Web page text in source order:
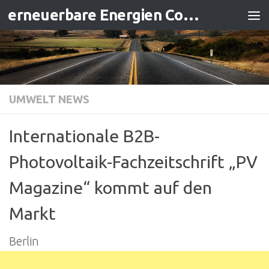
Zum Inhalt springen erneuerbare Energien Contracting
UMWELT NEWS
Internationale B2B-
Photovoltaik-Fachzeitschrift „PV
Magazine“ kommt auf den
Markt
Berlin